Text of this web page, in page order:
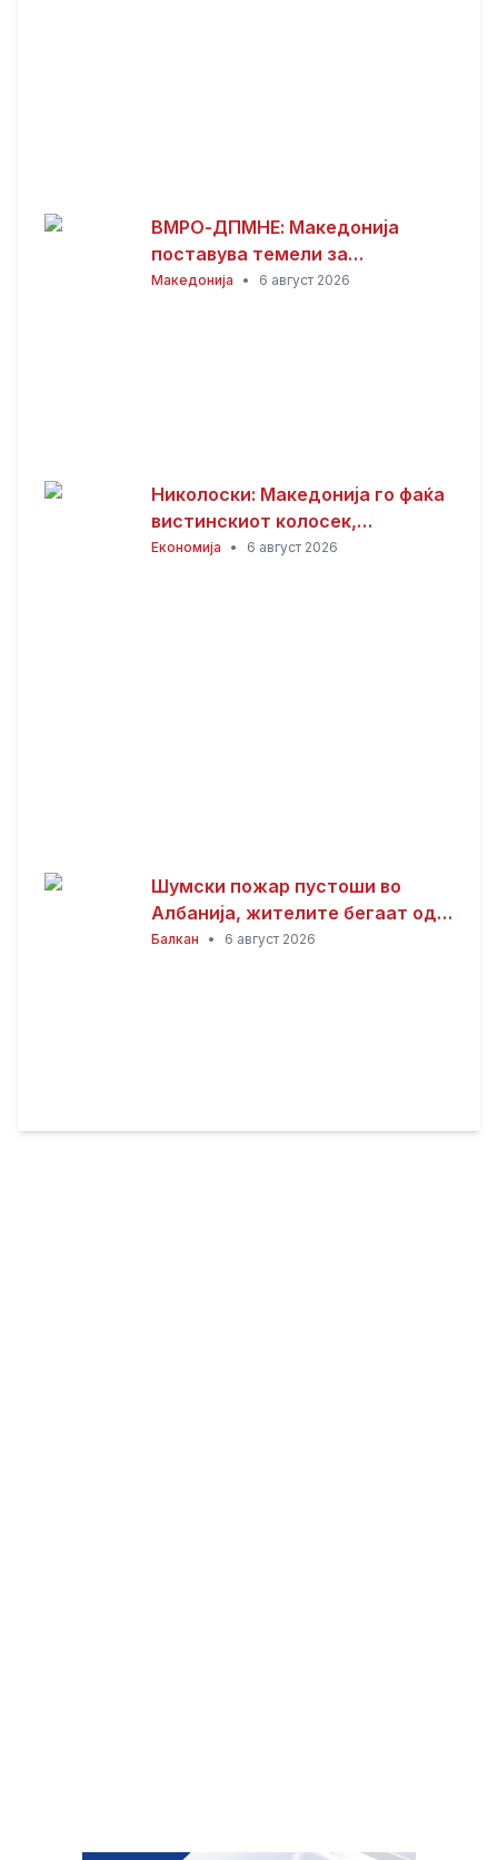
ВМРО-ДПМНЕ: Македонија
поставува темели за
енергетска независност и
Македонија • 6 август 2026
Николоски: Македонија го фаќа
вистинскиот колосек,
обезбедени 149 милиони евра
Економија • 6 август 2026
Шумски пожар пустоши во
Албанија, жителите бегаат од
домовите
Балкан • 6 август 2026